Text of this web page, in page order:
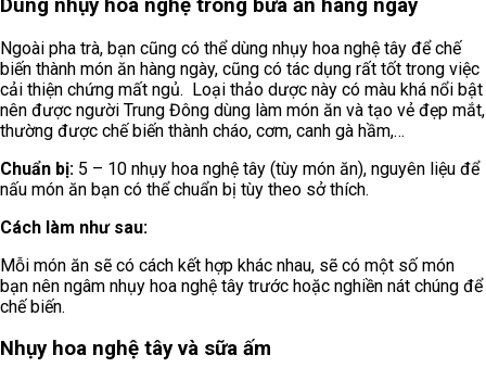
Dùng nhụy hoa nghệ trong bữa ăn hàng ngày
Ngoài pha trà, bạn cũng có thể dùng nhụy hoa nghệ tây để chế
biến thành món ăn hàng ngày, cũng có tác dụng rất tốt trong việc
cải thiện chứng mất ngủ. Loại thảo dược này có màu khá nổi bật
nên được người Trung Đông dùng làm món ăn và tạo vẻ đẹp mắt,
thường được chế biến thành cháo, cơm, canh gà hầm,…
Chuẩn bị: 5 – 10 nhụy hoa nghệ tây (tùy món ăn), nguyên liệu để
nấu món ăn bạn có thể chuẩn bị tùy theo sở thích.
Cách làm như sau:
Mỗi món ăn sẽ có cách kết hợp khác nhau, sẽ có một số món
bạn nên ngâm nhụy hoa nghệ tây trước hoặc nghiền nát chúng để
chế biến.
Nhụy hoa nghệ tây và sữa ấm